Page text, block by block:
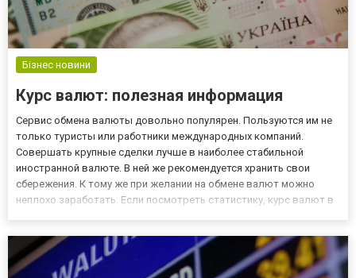
Бізнес новини
Курс валют: полезная информация
Сервис обмена валюты довольно популярен. Пользуются им не
только туристы или работники международных компаний.
Совершать крупные сделки лучше в наиболее стабильной
иностранной валюте. В ней же рекомендуется хранить свои
сбережения. К тому же при желании на обмене валют можно
неплохо заработать. Если посмотреть статистику, курс валют в
получа...